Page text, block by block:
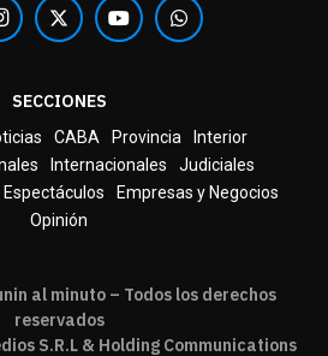
SECCIONES
CABA Provincia
Interior
Internacionales
Judiciales
Espectáculos
Empresas y Negocios
Opinión
al minuto – Todos los derechos
reservados
S.R.L & Holding Communications